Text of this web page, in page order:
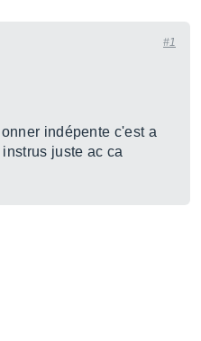
#1
indépente c'est a
juste ac ca